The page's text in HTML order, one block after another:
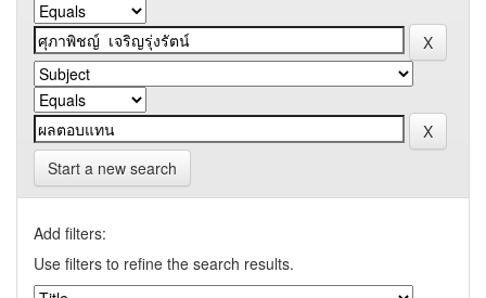
Start a new search
Add filters:
Use filters to refine the search results.